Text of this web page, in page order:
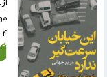
از:
۴ ساعت و ۵۶ دقیقه